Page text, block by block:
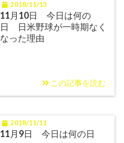
2018/11/13
11月10日 今日は何の
日 日米野球が一時期なく
なった理由
この記事を読む
2018/11/11
11月9日 今日は何の日